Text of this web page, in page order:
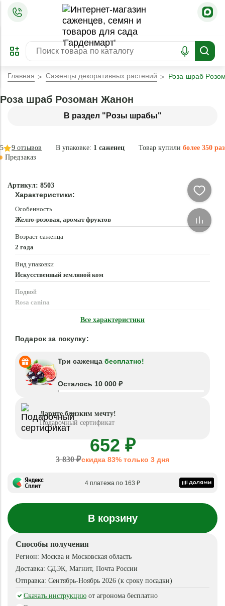
ПРЕДЗАКАЗ
ЗАБРОНИРОВАТЬ
ЛУЧШЕЕ
Главная Саженцы декоративных растений Роза шраб
В раздел "Розы шрабы"
Роза шраб Розоман Жанон
В упаковке: 1 саженец Товар купили более 350 раз
5 9 отзывов
Предзаказ
Артикул: 8503
Характеристики:
Особенность
Желто-розовая, аромат фруктов
Возраст саженца
2 года
Вид упаковки
Искусственный земляной ком
Подвой
Rosa canina
Все характеристики
Подарок за покупку:
Три саженца бесплатно!
Осталось 10 000 ₽
Дарите близким мечту!
Подарочный сертификат
652 ₽
3 830 ₽скидка 83% только 3 дня
4 платежа по 163 ₽
В корзину
Способы получения
Регион: Москва и Московская область
Доставка: СДЭК, Магнит, Почта России
Отправка: Сентябрь-Ноябрь 2026 (к сроку посадки)
Скачать инструкцию от агронома бесплатно